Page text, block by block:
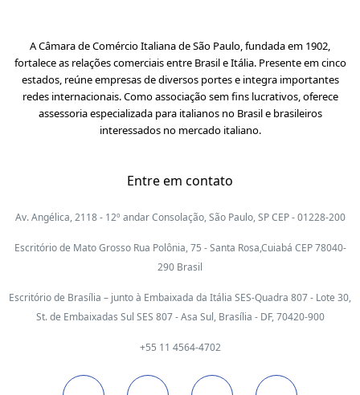
A Câmara de Comércio Italiana de São Paulo, fundada em 1902,
fortalece as relações comerciais entre Brasil e Itália. Presente em cinco
estados, reúne empresas de diversos portes e integra importantes
redes internacionais. Como associação sem fins lucrativos, oferece
assessoria especializada para italianos no Brasil e brasileiros
interessados no mercado italiano.
Entre em contato
Av. Angélica, 2118 - 12º andar Consolação, São Paulo, SP CEP - 01228-200
Escritório de Mato Grosso Rua Polônia, 75 - Santa Rosa,Cuiabá CEP 78040-
290 Brasil
Escritório de Brasília – junto à Embaixada da Itália SES-Quadra 807 - Lote 30,
St. de Embaixadas Sul SES 807 - Asa Sul, Brasília - DF, 70420-900
+55 11 4564-4702